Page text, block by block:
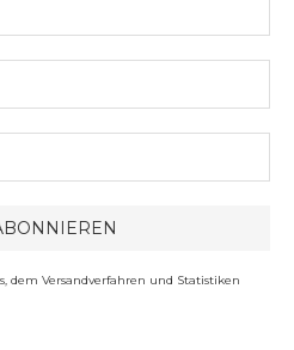
dem Versandverfahren und Statistiken